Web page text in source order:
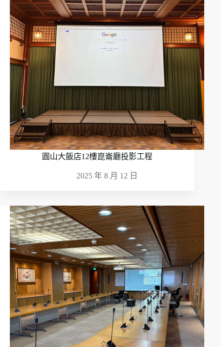
圓山大飯店12樓崑崙廳投影工程
2025 年 8 月 12 日